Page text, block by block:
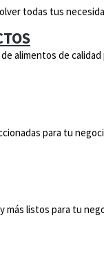
todas tus
alimentos de
para tu
más listos para tu